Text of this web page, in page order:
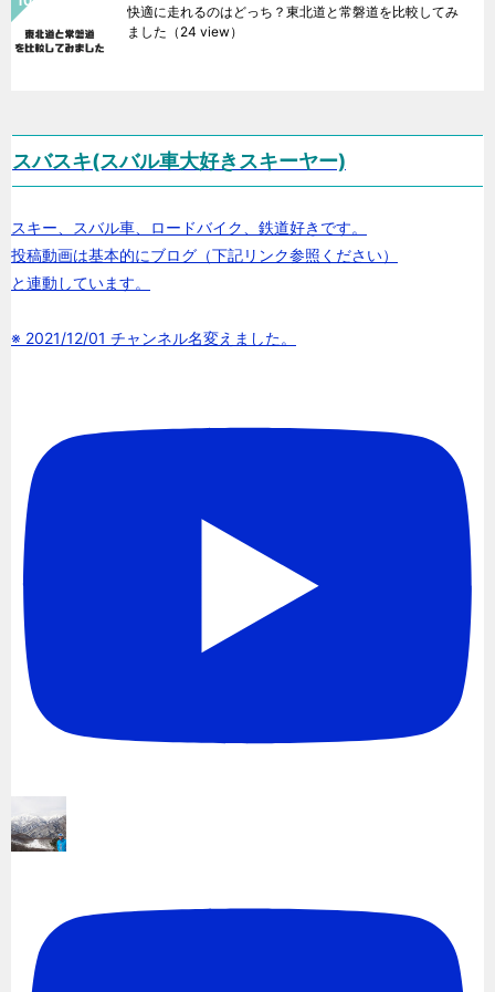
快適に走れるのはどっち？東北道と常磐道を比較してみ
ました （24 view）
スバスキ(スバル車大好きスキーヤー)
スキー、スバル車、ロードバイク、鉄道好きです。
投稿動画は基本的にブログ（下記リンク参照ください）
と連動しています。
※ 2021/12/01 チャンネル名変えました。